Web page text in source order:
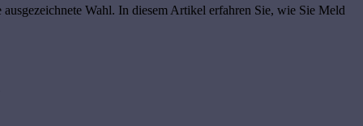
Wahl. In diesem Artikel erfahren Sie, wie Sie Meld